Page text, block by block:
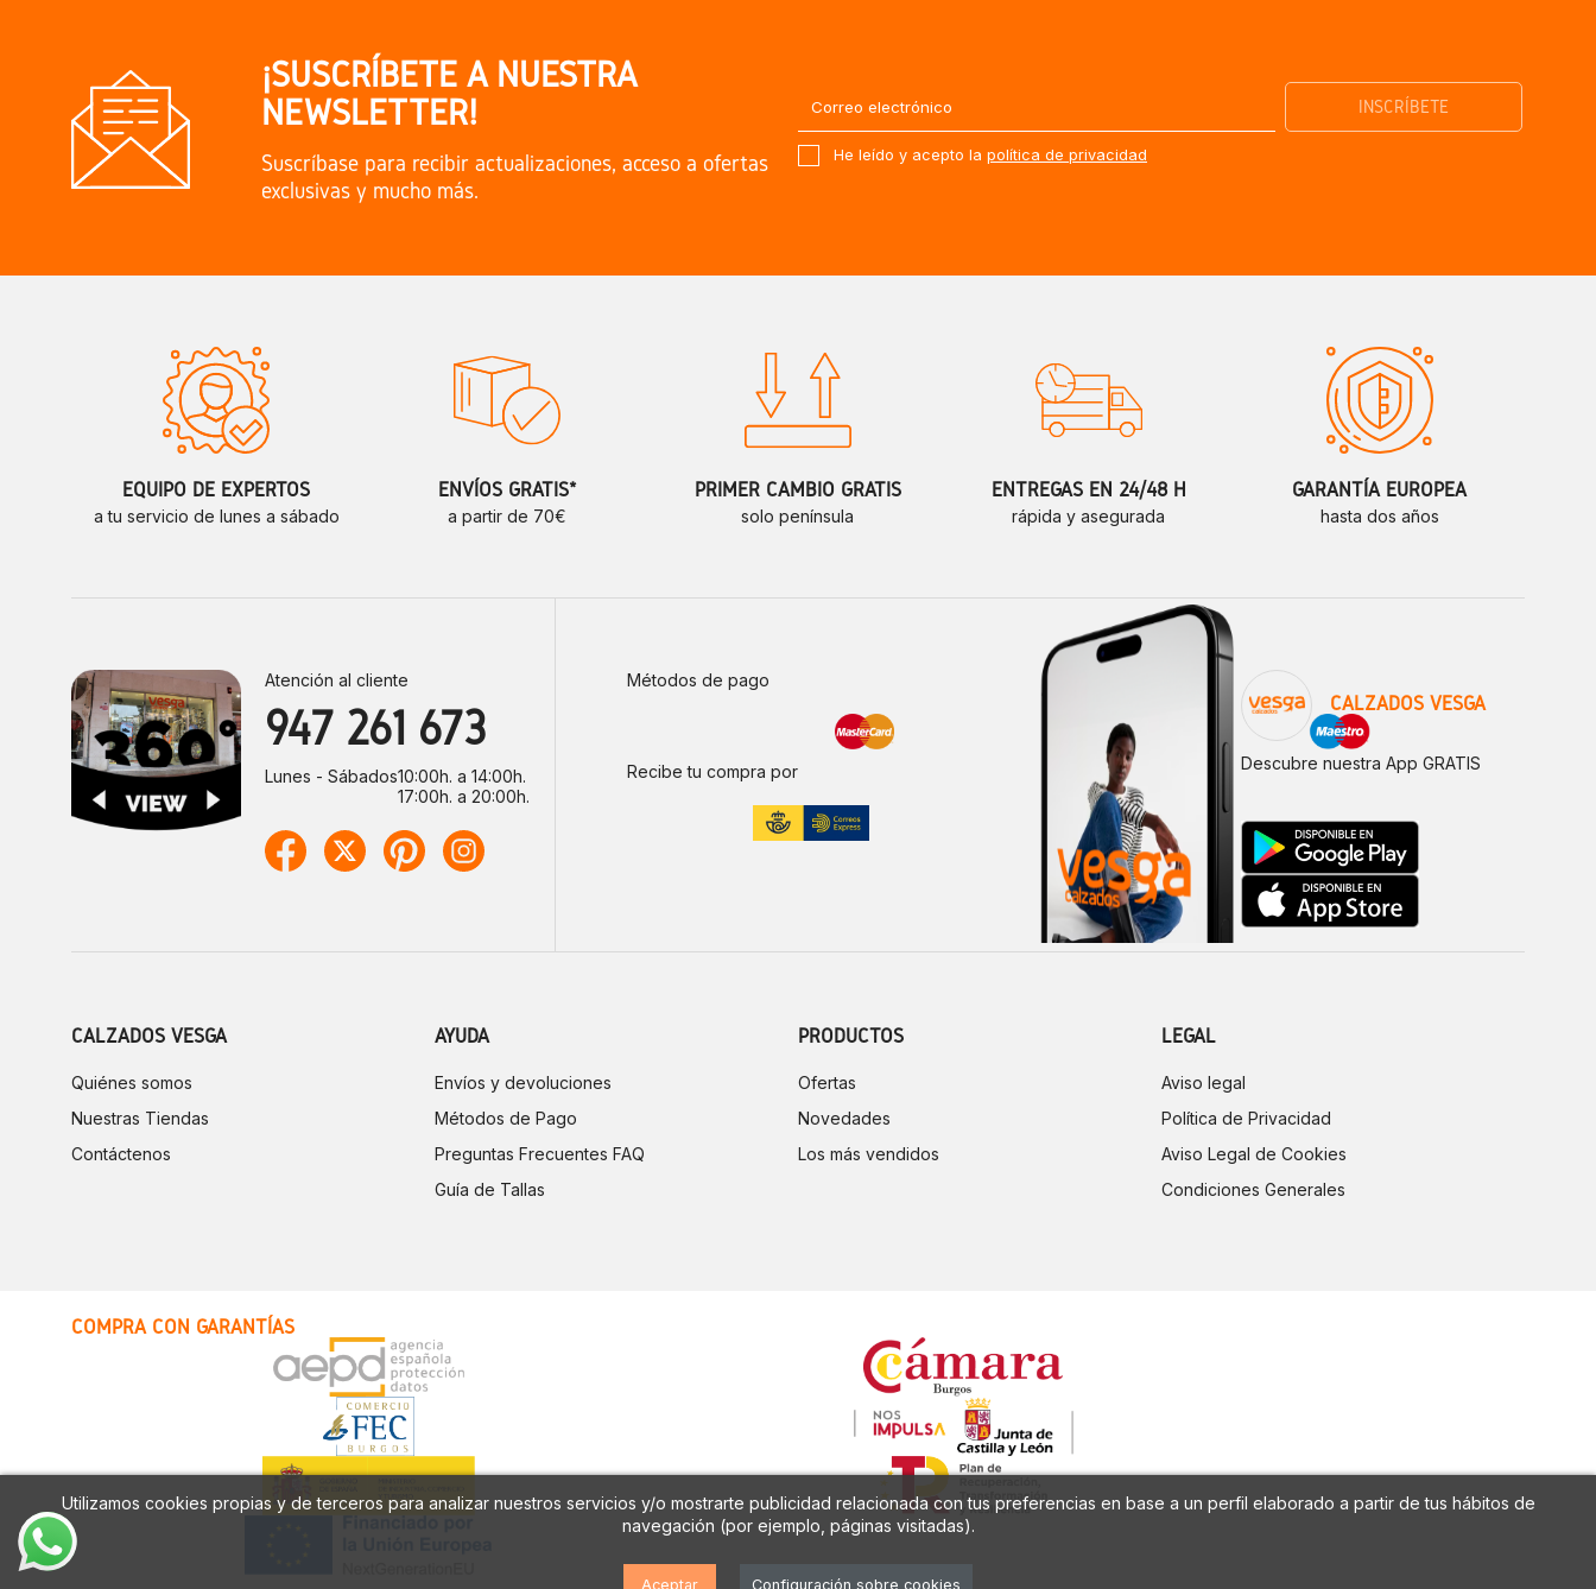
Utilizamos cookies propias y de terceros para analizar nuestros servicios y/o mostrarte publicidad relacionada con tus preferencias en base a un perfil elaborado a partir de tus hábitos de
navegación (por ejemplo, páginas visitadas).
Aceptar Configuración sobre cookies
¡SUSCRÍBETE A NUESTRA
NEWSLETTER!
Suscríbase para recibir actualizaciones, acceso a ofertas
exclusivas y mucho más.
He leído y acepto la política de privacidad
EQUIPO DE EXPERTOS
a tu servicio de lunes a sábado
ENVÍOS GRATIS*
a partir de 70€
PRIMER CAMBIO GRATIS
solo península
ENTREGAS EN 24/48 H
rápida y asegurada
GARANTÍA EUROPEA
hasta dos años
Atención al cliente
947 261 673
Lunes - Sábados10:00h. a 14:00h.
17:00h. a 20:00h.
Métodos de pago
Recibe tu compra por
CALZADOS VESGA
Descubre nuestra App GRATIS
CALZADOS VESGA
Quiénes somos
Nuestras Tiendas
Contáctenos
AYUDA
Envíos y devoluciones
Métodos de Pago
Preguntas Frecuentes FAQ
Guía de Tallas
PRODUCTOS
Ofertas
Novedades
Los más vendidos
LEGAL
Aviso legal
Política de Privacidad
Aviso Legal de Cookies
Condiciones Generales
COMPRA CON GARANTÍAS